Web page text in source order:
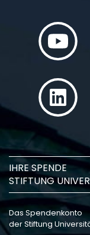
IHRE SPENDE
STIFTUNG
Das Spendenkonto
der Stiftung